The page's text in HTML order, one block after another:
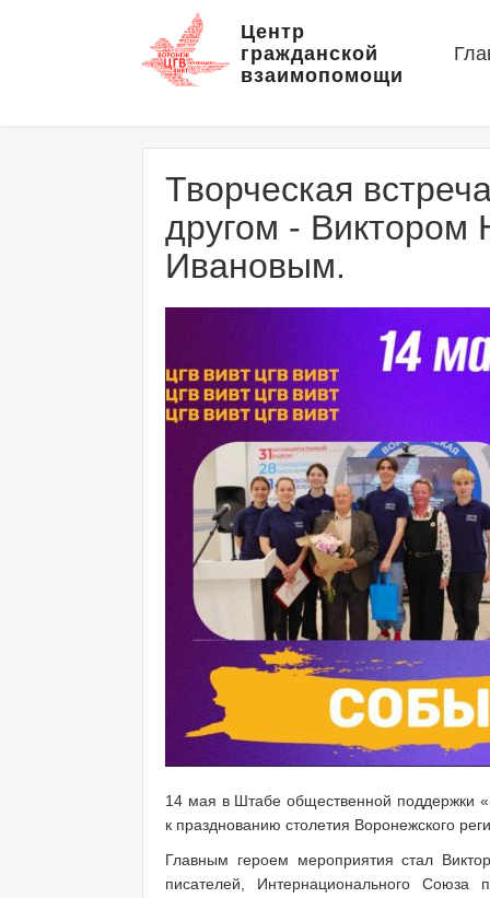
Центр
гражданской
взаимопомощи
Творческая
другом - Виктором
Ивановым.
14 мая в Штабе общественной поддержки
к празднованию столетия Воронежского
Главным героем мероприятия стал
писателей, Интернационального Союза